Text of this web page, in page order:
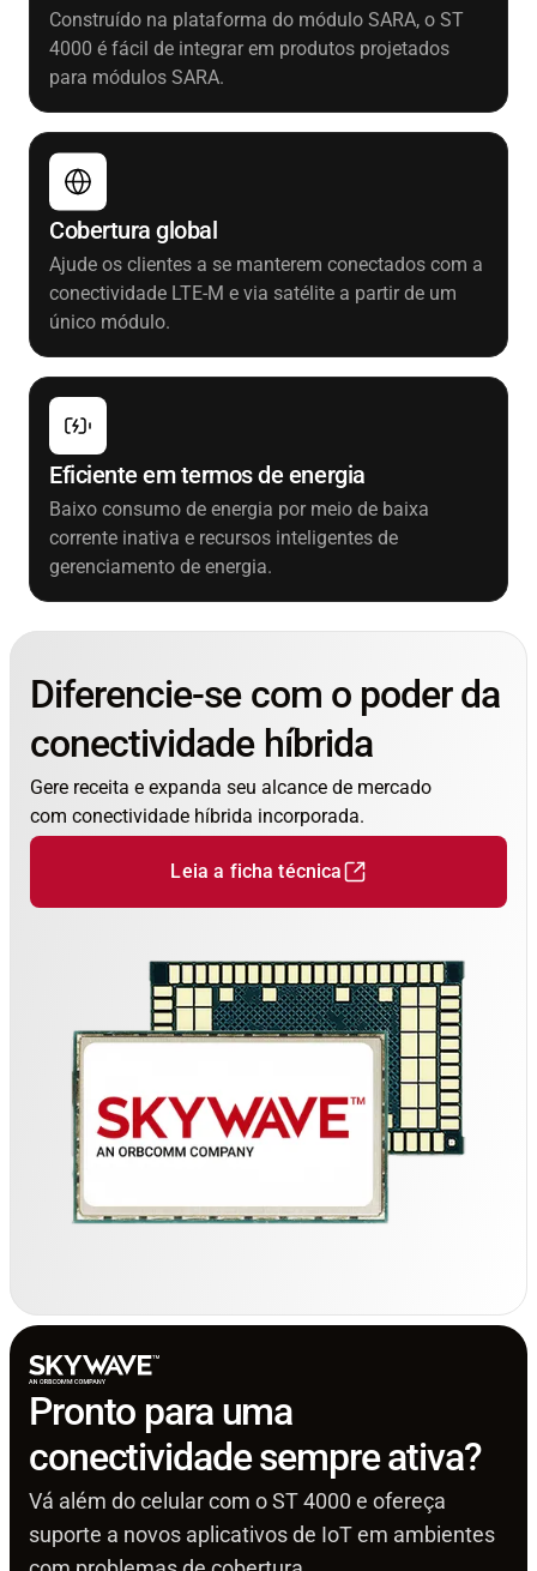
Construído na plataforma do módulo SARA, o ST
4000 é fácil de integrar em produtos projetados
para módulos SARA.
Cobertura global
Ajude os clientes a se manterem conectados com a
conectividade LTE-M e via satélite a partir de um
único módulo.
Eficiente em termos de energia
Baixo consumo de energia por meio de baixa
corrente inativa e recursos inteligentes de
gerenciamento de energia.
Diferencie-se com o poder da
conectividade híbrida
Gere receita e expanda seu alcance de mercado
com conectividade híbrida incorporada.
Leia a ficha técnica
Pronto para uma
conectividade sempre ativa?
Vá além do celular com o ST 4000 e ofereça
suporte a novos aplicativos de IoT em ambientes